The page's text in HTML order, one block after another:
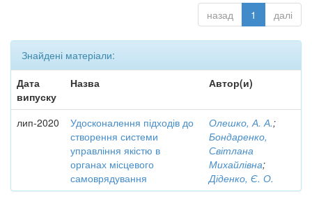
назад 1 далі
Знайдені матеріали:
Дата
випуску
Назва Автор(и)
лип-2020
Удосконалення підходів до
створення системи
управління якістю в
органах місцевого
самоврядування
Олешко, А. А.;
Бондаренко,
Світлана
Михайлівна;
Діденко, Є. О.